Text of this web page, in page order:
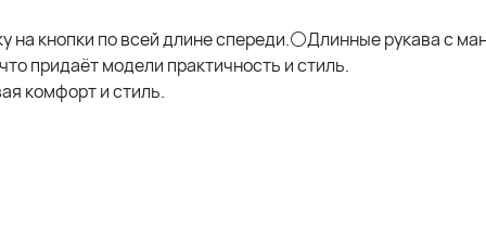
на кнопки по всей длине спереди.⚪Длинные рукава с
придаёт модели практичность и стиль.
комфорт и стиль.